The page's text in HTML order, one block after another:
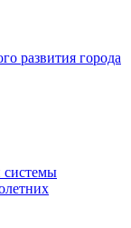
развития города
системы